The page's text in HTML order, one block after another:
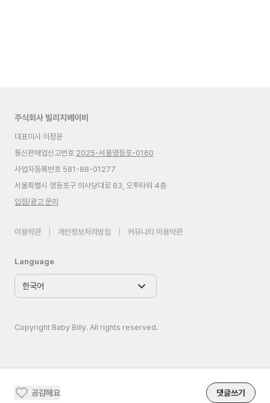
공감해요 댓글쓰기
주식회사 빌리지베이비
대표이사 이정윤
통신판매업신고번호 2025-서울영등포-0160
사업자등록번호 581-88-01277
서울특별시 영등포구 의사당대로 83, 오투타워 4층
입점/광고 문의
이용약관 개인정보처리방침 커뮤니티 이용약관
Language
Copyright Baby Billy. All rights reserved.